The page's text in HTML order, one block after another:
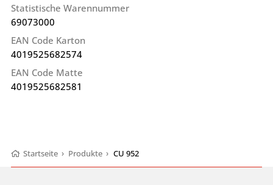
Statistische Warennummer
69073000
EAN Code Karton
4019525682574
EAN Code Matte
4019525682581
Startseite › Produkte › CU 952